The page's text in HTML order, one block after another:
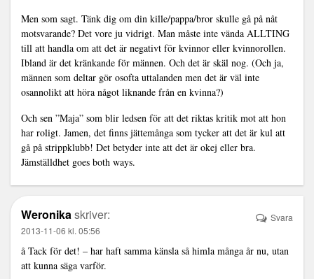
Men som sagt. Tänk dig om din kille/pappa/bror skulle gå på nåt
motsvarande? Det vore ju vidrigt. Man måste inte vända ALLTING
till att handla om att det är negativt för kvinnor eller kvinnorollen.
Ibland är det kränkande för männen. Och det är skäl nog. (Och ja,
männen som deltar gör osofta uttalanden men det är väl inte
osannolikt att höra något liknande från en kvinna?)
Och sen ”Maja” som blir ledsen för att det riktas kritik mot att hon
har roligt. Jamen, det finns jättemånga som tycker att det är kul att
gå på strippklubb! Det betyder inte att det är okej eller bra.
Jämställdhet goes both ways.
Weronikaskriver:
2013-11-06 kl. 05:56
å Tack för det! – har haft samma känsla så himla många år nu, utan
att kunna säga varför.
Svara